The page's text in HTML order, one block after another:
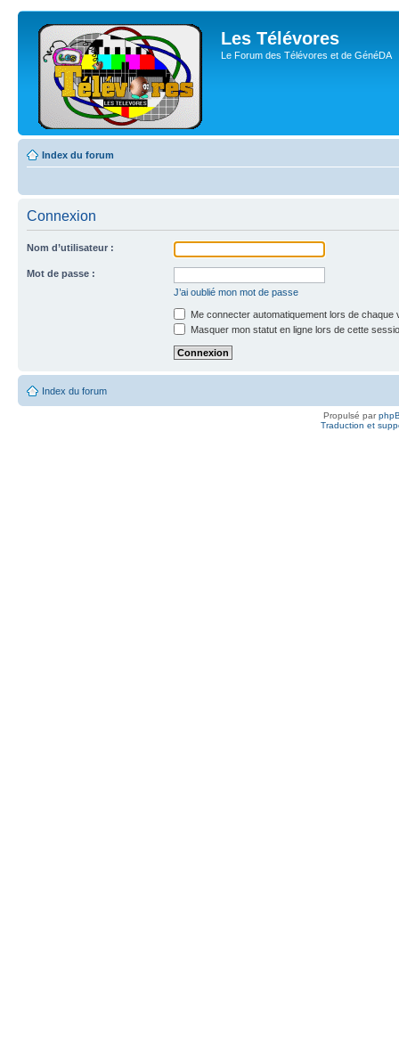
Les Télévores
Le Forum des Télévores et de GénéDA
Index du forum
Connexion
Nom d’utilisateur :
Mot de passe :
J’ai oublié mon mot de passe
Me connecter automatiquement lors de chaque
Masquer mon statut en ligne lors de cette
Index du forum
Propulsé par
Traduction et